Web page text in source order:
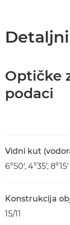
Optičke
podaci
Vidni kut
6°50', 4°35', 8°15'
Konstrukcija
15/11